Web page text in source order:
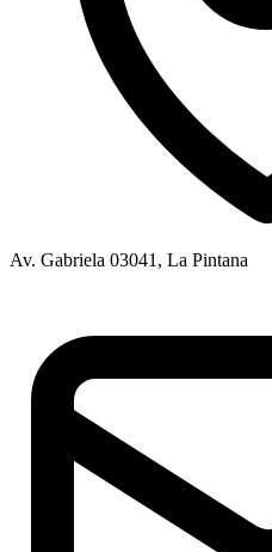
Av. Gabriela 03041, La Pintana